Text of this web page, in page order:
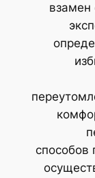
взамен
способов